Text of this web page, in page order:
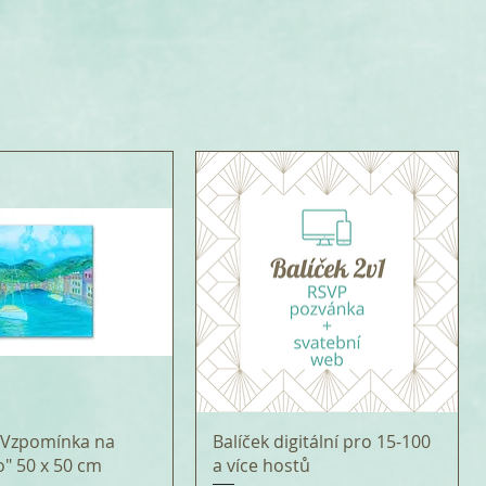
na
50 x 50 cm
Balíček digitální pro 15-100
a více hostů